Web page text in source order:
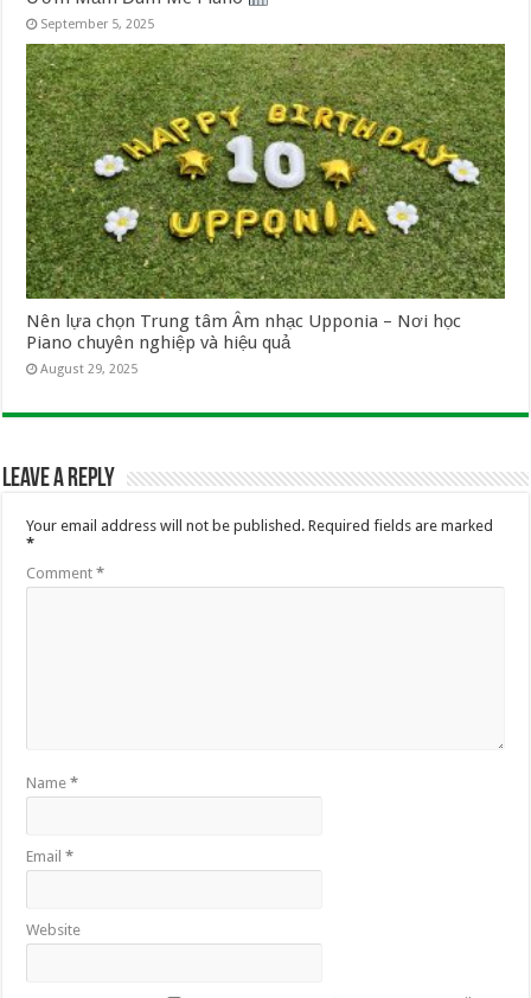
September 5, 2025
Nên lựa chọn Trung tâm Âm nhạc Upponia – Nơi học
Piano chuyên nghiệp và hiệu quả
August 29, 2025
Leave a Reply
Your email address will not be published. Required fields are marked
*
Comment*
Name*
Email*
Website